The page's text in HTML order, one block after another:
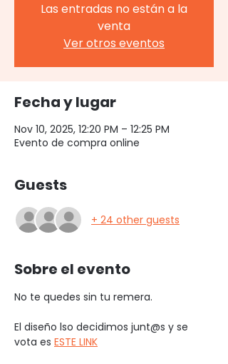
Las entradas no están a la
venta
Ver otros eventos
Fecha y lugar
Nov 10, 2025, 12:20 PM – 12:25 PM
Evento de compra online
Guests
+ 24 other guests
Sobre el evento
No te quedes sin tu remera.
El diseño lso decidimos junt@s y se
vota es ESTE LINK